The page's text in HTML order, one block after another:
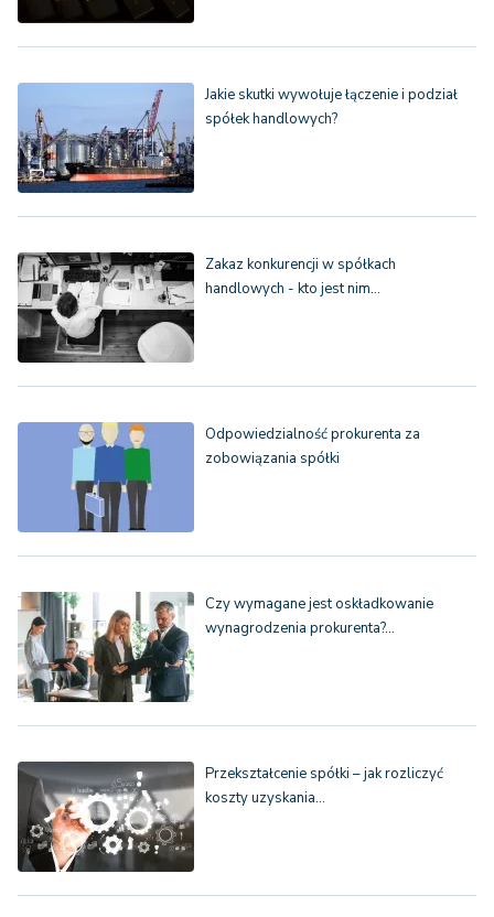
Jakie skutki wywołuje łączenie i podział
spółek handlowych?
Zakaz konkurencji w spółkach
handlowych - kto jest nim…
Odpowiedzialność prokurenta za
zobowiązania spółki
Czy wymagane jest oskładkowanie
wynagrodzenia prokurenta?…
Przekształcenie spółki – jak rozliczyć
koszty uzyskania…